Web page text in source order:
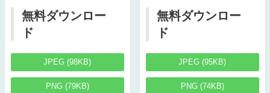
無料ダウンロー
ド
JPEG (98KB)
PNG (79KB)
無料ダウンロー
ド
JPEG (95KB)
PNG (74KB)